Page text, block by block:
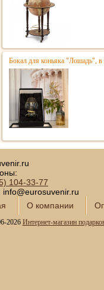
Бокал для коньяка "Лошадь", в
104-33-77
info@eurosuvenir.ru
О компании
2026 Интернет-магазин